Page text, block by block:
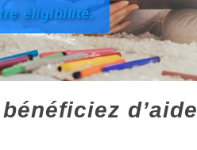
éligibilité.